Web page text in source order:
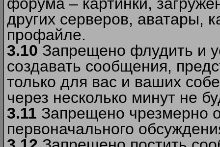
других серверов, аватары,
профайле.
3.10 Запрещено флудить и
создавать сообщения,
только для вас и ваших
через несколько минут не
3.11 Запрещено чрезмерно
первоначального